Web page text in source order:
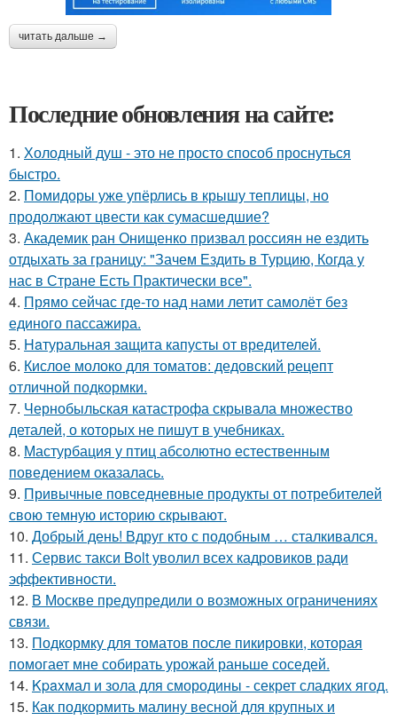
читать дальше →
Последние обновления на сайте:
1. Холодный душ - это не просто способ проснуться
быстро.
2. Помидоры уже упёрлись в крышу теплицы, но
продолжают цвести как сумасшедшие?
3. Академик ран Онищенко призвал россиян не ездить
отдыхать за границу: "Зачем Ездить в Турцию, Когда у
нас в Стране Есть Практически все".
4. Прямо сейчас где-то над нами летит самолёт без
единого пассажира.
5. Haтуральная защита капусты от вредителей.
6. Кислое молоко для томатов: дедовский рецепт
отличной подкормки.
7. Чернобыльская катастрофа скрывала множество
деталей, о которых не пишут в учебниках.
8. Мастурбация у птиц абсолютно естественным
поведением оказалась.
9. Привычные повседневные продукты от потребителей
свою темную историю скрывают.
10. Добрый день! Вдруг кто с подобным … сталкивался.
11. Сервис такси Bolt уволил всех кадровиков ради
эффективности.
12. В Москве предупредили о возможных ограничениях
связи.
13. Подкормку для томатов после пикировки, которая
помогает мне собирать урожай раньше соседей.
14. Kpaxмал и зола для смородины - секрет сладких ягод.
15. Как подкормить малину весной для крупных и